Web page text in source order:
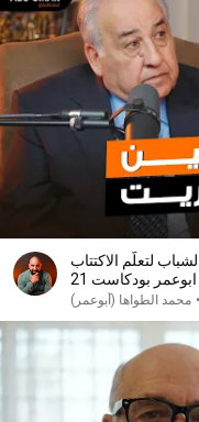
لتعلّم الاكتتاب
بودكاست 21
محمد الطواها (أبوعمر) •